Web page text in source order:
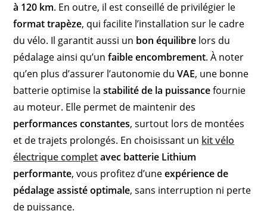
à 120 km. En outre, il est conseillé de privilégier le
format trapèze, qui facilite l’installation sur le cadre
du vélo. Il garantit aussi un bon équilibre lors du
pédalage ainsi qu’unfaible encombrement. À noter
qu’en plus d’assurer l’autonomie duVAE, une bonne
batterie optimise lastabilité de la puissancefournie
au moteur. Elle permet de maintenir des
performances constantes, surtout lors de montées
et de trajets prolongés. En choisissant un kit vélo
électrique completavec batterie Lithium
performante, vous profitez d’uneexpérience de
pédalage assisté optimale, sans interruption ni perte
de puissance.